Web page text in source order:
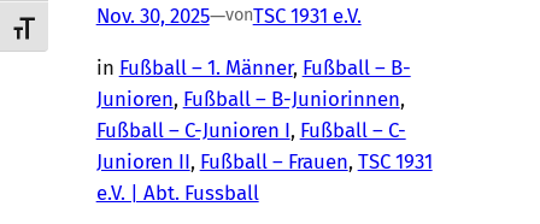
Schrift vergrößern
Nov. 30, 2025—vonTSC 1931 e.V.
in Fußball – 1. Männer, Fußball – B-
Junioren, Fußball – B-Juniorinnen ,
Fußball – C-Junioren I, Fußball – C-
Junioren II, Fußball – Frauen, TSC 1931
e.V. | Abt. Fussball